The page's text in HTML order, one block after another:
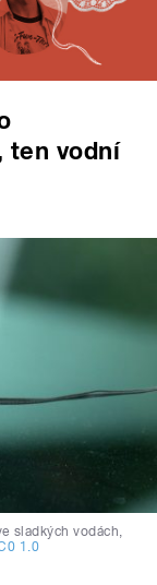
ten vodní
sladkých vodách,
1.0